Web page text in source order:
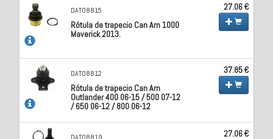
DAT08815
Rótula de trapecio Can Am 1000
Maverick 2013.
27.06 €
DAT08812
Rótula de trapecio Can Am
Outlander 400 06-15 / 500 07-12
/ 650 06-12 / 800 06-12
37.85 €
DAT08819 27.06 €